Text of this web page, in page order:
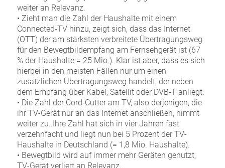
weiter an Relevanz.
• Zieht man die Zahl der Haushalte mit einem
Connected-TV hinzu, zeigt sich, dass das Internet
(OTT) der am stärksten verbreitete Übertragungsweg
für den Bewegtbildempfang am Fernsehgerät ist (67
% der Haushalte = 25 Mio.). Klar ist aber, dass es sich
hierbei in den meisten Fällen nur um einen
zusätzlichen Übertragungsweg handelt, der neben
dem Empfang über Kabel, Satellit oder DVB-T anliegt.
• Die Zahl der Cord-Cutter am TV, also derjenigen, die
ihr TV-Gerät nur an das Internet anschließen, nimmt
weiter zu. Ihre Zahl hat sich in vier Jahren fast
verzehnfacht und liegt nun bei 5 Prozent der TV-
Haushalte in Deutschland (= 1,8 Mio. Haushalte).
• Bewegtbild wird auf immer mehr Geräten genutzt,
TV-Gerät verliert an Relevanz.